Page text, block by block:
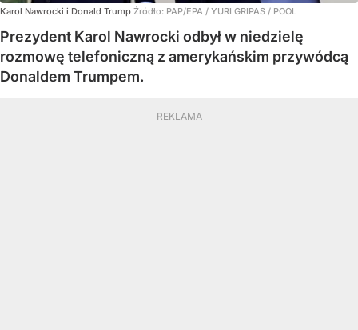
Karol Nawrocki i Donald Trump Źródło: PAP/EPA / YURI GRIPAS / POOL
Prezydent Karol Nawrocki odbył w niedzielę
rozmowę telefoniczną z amerykańskim przywódcą
Donaldem Trumpem.